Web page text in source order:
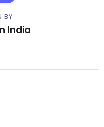
BY
India